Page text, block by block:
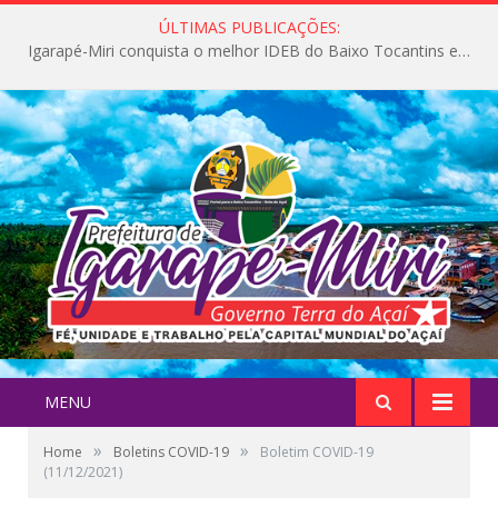
ÚLTIMAS PUBLICAÇÕES:
Igarapé-Miri conquista o melhor IDEB do Baixo Tocantins e avança na qualidade da educação pública
MENU
Home » Boletins COVID-19 »
Boletim COVID-19
(11/12/2021)